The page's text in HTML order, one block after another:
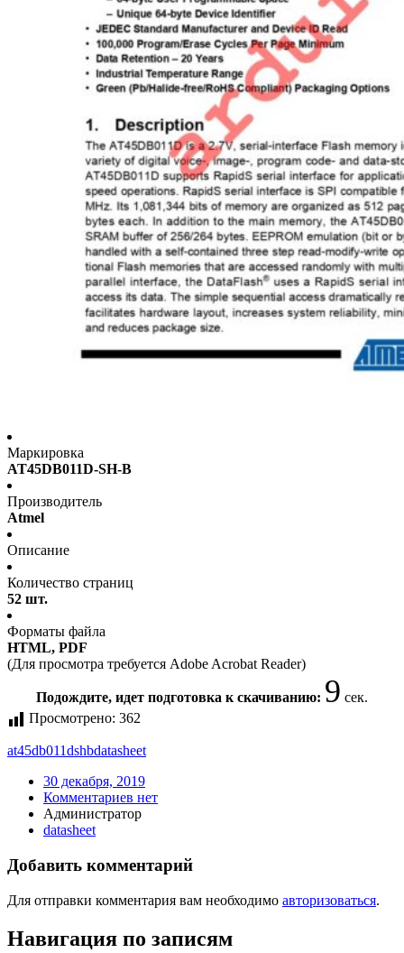
Маркировка
AT45DB011D-SH-B
Производитель
Atmel
Описание
Количество страниц
52 шт.
Форматы файла
HTML, PDF
(Для просмотра требуется Adobe Acrobat Reader)
Подождите, идет подготовка к скачиванию: 9 сек.
Просмотрено: 362
at45db011dshbdatasheet
30 декабря, 2019
Комментариев нет
Администратор
datasheet
Добавить комментарий
Для отправки комментария вам необходимо авторизоваться.
Навигация по записям